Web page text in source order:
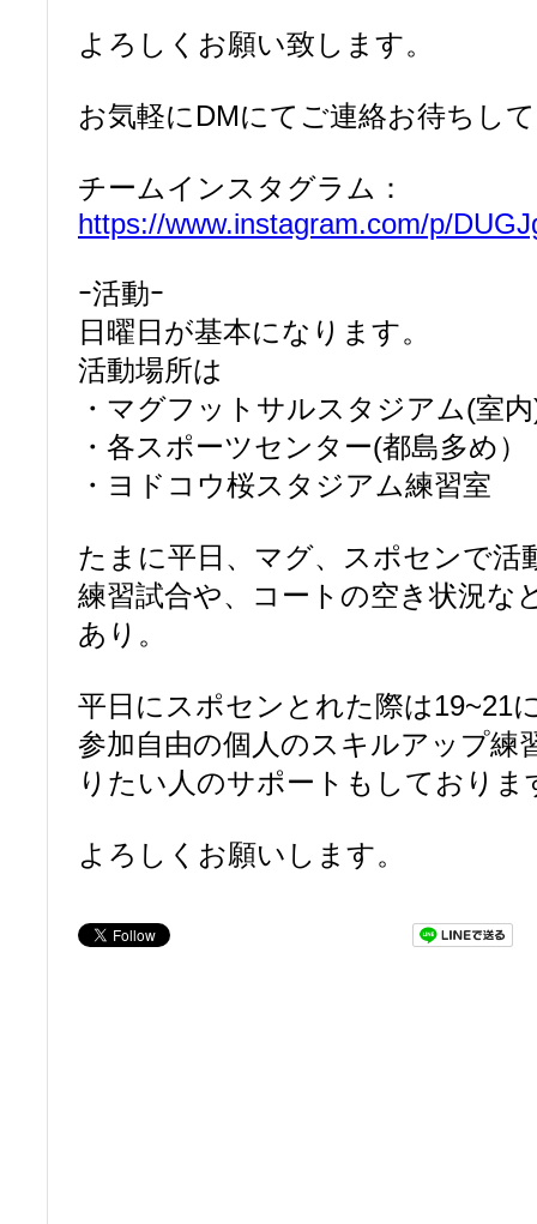
よろしくお願い致します。
お気軽にDMにてご連絡お待ちし
チームインスタグラム：
https://www.instagram.com/p/
ｰ活動ｰ
日曜日が基本になります。
活動場所は
・マグフットサルスタジアム(室
・各スポーツセンター(都島多め）
・ヨドコウ桜スタジアム練習室
たまに平日、マグ、スポセンで活
練習試合や、コートの空き状況な
あり。
平日にスポセンとれた際は19~21
参加自由の個人のスキルアップ練
りたい人のサポートもしておりま
よろしくお願いします。